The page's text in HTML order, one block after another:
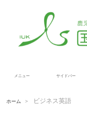
メニュー サイドバー
ホーム > ビジネス英語